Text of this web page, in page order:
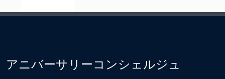
アニバーサリーコンシェルジュ